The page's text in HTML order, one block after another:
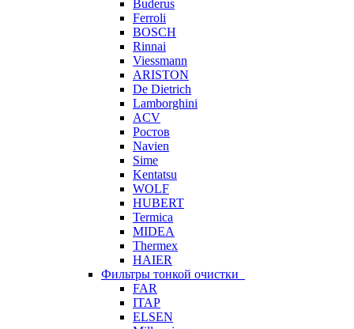
Buderus
Ferroli
BOSCH
Rinnai
Viessmann
ARISTON
De Dietrich
Lamborghini
ACV
Ростов
Navien
Sime
Kentatsu
WOLF
HUBERT
Termica
MIDEA
Thermex
HAIER
Фильтры тонкой очистки
FAR
ITAP
ELSEN